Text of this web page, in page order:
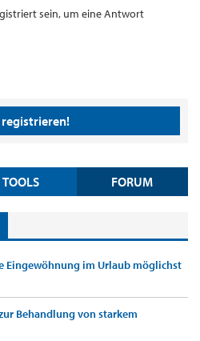
sein, um eine Antwort
TOOLS FORUM
Eingewöhnung im Urlaub möglichst
Behandlung von starkem